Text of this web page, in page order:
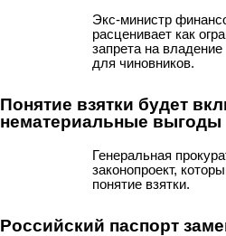
Экс-министр
расценивает как
запрета на
для чиновников.
Понятие взятки будет
нематериальные выгоды
Генеральная
законопроект,
понятие взятки.
Российский паспорт